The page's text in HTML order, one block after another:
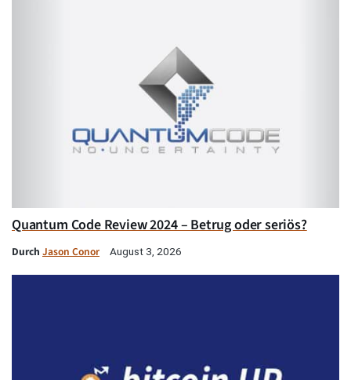
Quantum Code Review 2024 – Betrug oder seriös?
Durch Jason Conor August 3, 2026